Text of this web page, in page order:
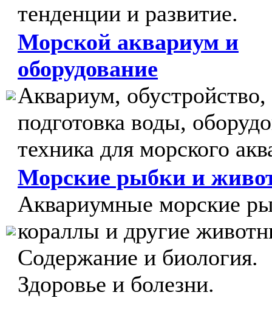
тенденции и развитие.
Морской аквариум и
оборудование
Аквариум, обустройство,
подготовка воды,
техника для морского
Морские рыбки и
Аквариумные морские
кораллы и другие
Содержание и биология.
Здоровье и болезни.